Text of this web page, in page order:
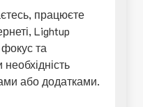
працюєте
Lightup
та
або додатками.